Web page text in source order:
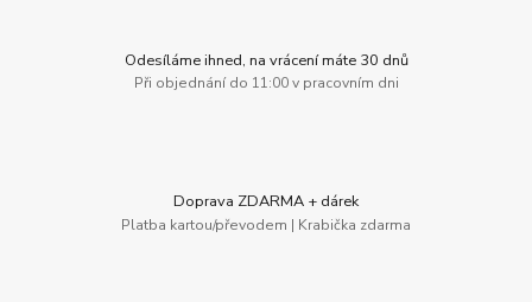
Odesíláme ihned, na vrácení máte 30 dnů
Při objednání do 11:00 v pracovním dni
Doprava ZDARMA + dárek
Platba kartou/převodem | Krabička zdarma